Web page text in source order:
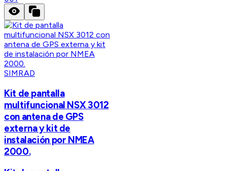
SIMRAD
Kit de pantalla
multifuncional NSX 3012
con antena de GPS
externa y kit de
instalación por NMEA
2000.